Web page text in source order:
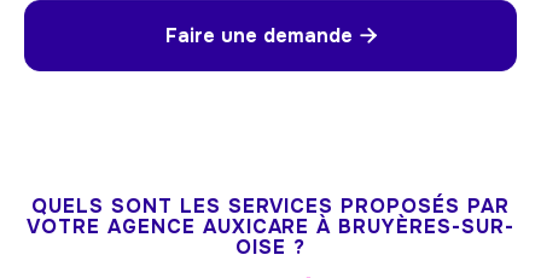
Faire une demande 
QUELS SONT LES SERVICES PROPOSÉS PAR
VOTRE AGENCE AUXICARE À BRUYÈRES-SUR-
OISE ?